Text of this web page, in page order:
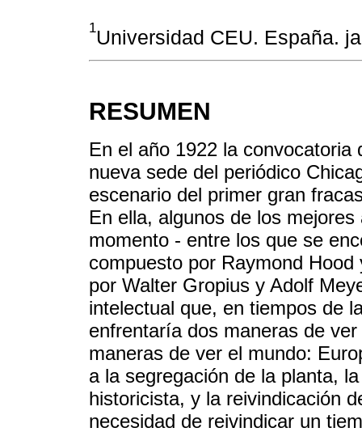
1Universidad CEU. España.
RESUMEN
En el año 1922 la
nueva sede del periódico
escenario del primer gran
En ella, algunos de los
momento - entre los que se
compuesto por Raymond
por Walter Gropius y Adolf
intelectual que, en tiempos de
enfrentaría dos maneras de
maneras de ver el mundo:
a la segregación de la planta,
historicista, y la reivindicación
necesidad de reivindicar un